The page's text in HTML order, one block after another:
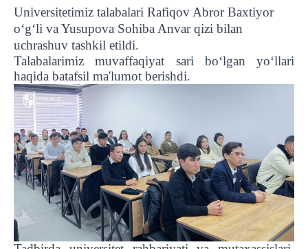
Universitetimiz talabalari Rafiqov Abror Baxtiyor
o‘g‘li va Yusupova Sohiba Anvar qizi bilan
uchrashuv tashkil etildi.
Talabalarimiz muvaffaqiyat sari bo‘lgan yo‘llari
haqida batafsil ma'lumot berishdi.